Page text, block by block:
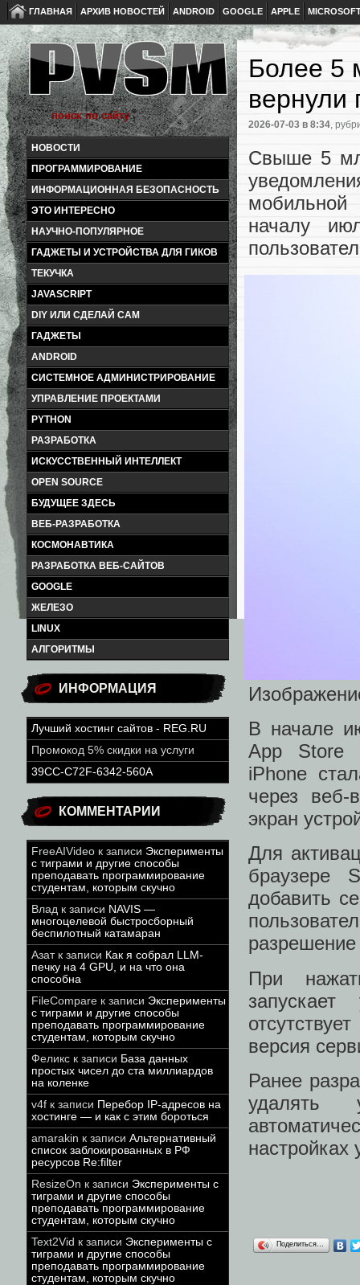
ГЛАВНАЯ АРХИВ НОВОСТЕЙ ANDROID GOOGLE APPLE
НОВОСТИ
ПРОГРАММИРОВАНИЕ
ИНФОРМАЦИОННАЯ БЕЗОПАСНОСТЬ
ЭТО ИНТЕРЕСНО
НАУЧНО-ПОПУЛЯРНОЕ
ГАДЖЕТЫ И УСТРОЙСТВА ДЛЯ ГИКОВ
ТЕКУЧКА
JAVASCRIPT
DIY ИЛИ СДЕЛАЙ САМ
ГАДЖЕТЫ
ANDROID
СИСТЕМНОЕ АДМИНИСТРИРОВАНИЕ
УПРАВЛЕНИЕ ПРОЕКТАМИ
PYTHON
РАЗРАБОТКА
ИСКУССТВЕННЫЙ ИНТЕЛЛЕКТ
OPEN SOURCE
БУДУЩЕЕ ЗДЕСЬ
ВЕБ-РАЗРАБОТКА
КОСМОНАВТИКА
РАЗРАБОТКА ВЕБ-САЙТОВ
GOOGLE
ЖЕЛЕЗО
LINUX
АЛГОРИТМЫ
ИНФОРМАЦИЯ
Лучший хостинг сайтов - REG.RU
Промокод 5% скидки на услуги
39CC-C72F-6342-560A
КОММЕНТАРИИ
FreeAIVideo к записи Эксперименты
с тиграми и другие способы
преподавать программирование
студентам, которым скучно
Влад к записи NAVIS —
многоцелевой быстросборный
беспилотный катамаран
Азатк записи Как я собрал LLM-
печку на 4 GPU, и на что она
способна
FileCompare к записи Эксперименты
с тиграми и другие способы
преподавать программирование
студентам, которым скучно
Феликс к записи База данных
простых чисел до ста миллиардов
на коленке
v4f к записи Перебор IP-адресов на
хостинге — и как с этим бороться
amarakin к записи Альтернативный
список заблокированных в РФ
ресурсов Re:filter
ResizeOn к записи Эксперименты с
тиграми и другие способы
преподавать программирование
студентам, которым скучно
Text2Vid к записи Эксперименты с
тиграми и другие способы
преподавать программирование
студентам, которым скучно
Более 5
вернули
2026-07-03 в 8:34,
Свыше 5
началу
В начале
App Store
iPhone
через веб-
экран
Для
браузере
добавить
При
версия
Ранее
удалять
настройках
Поделиться…